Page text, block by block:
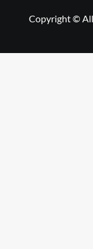
Copyright ©